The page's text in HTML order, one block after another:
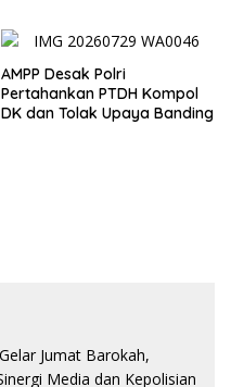
AMPP Desak Polri
Pertahankan PTDH Kompol
DK dan Tolak Upaya Banding